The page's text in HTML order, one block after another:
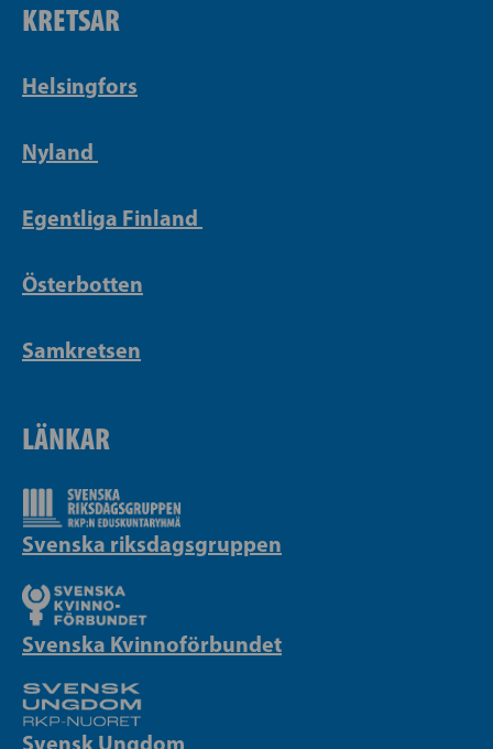
KRETSAR
Helsingfors
Nyland
Egentliga Finland
Österbotten
Samkretsen
LÄNKAR
Svenska riksdagsgruppen
Svenska Kvinnoförbundet
Svensk Ungdom